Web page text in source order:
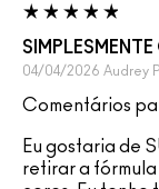
04/04/2026 Audrey
Comentários
Eu gostaria de
retirar a fórmula